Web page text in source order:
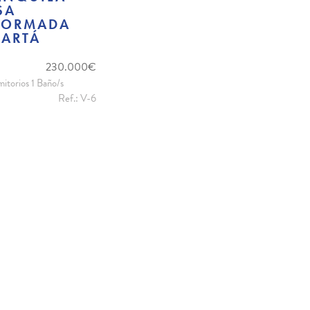
230.000€
1 Baño/s
Ref.: V-6